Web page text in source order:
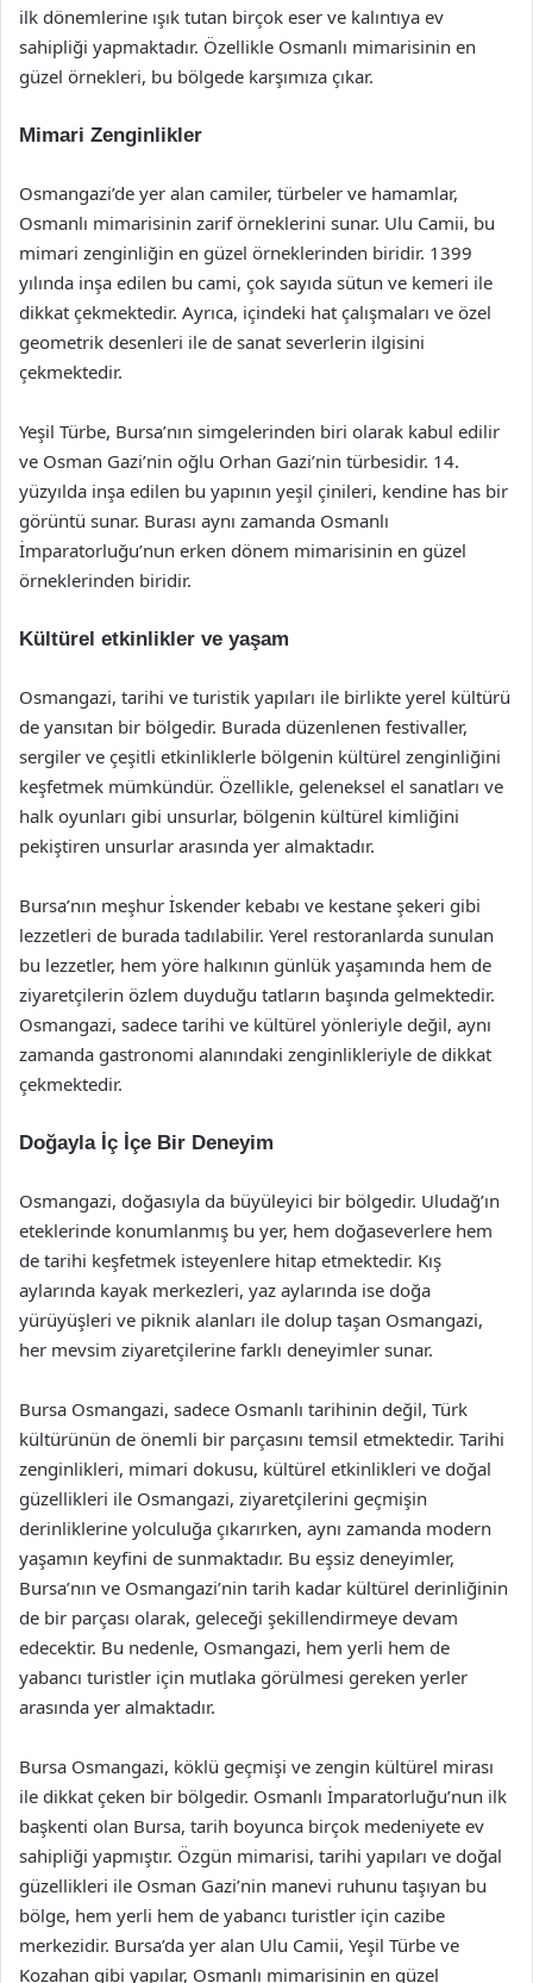
ilk dönemlerine ışık tutan birçok eser ve kalıntıya ev
sahipliği yapmaktadır. Özellikle Osmanlı mimarisinin en
güzel örnekleri, bu bölgede karşımıza çıkar.
Mimari Zenginlikler
Osmangazi’de yer alan camiler, türbeler ve hamamlar,
Osmanlı mimarisinin zarif örneklerini sunar. Ulu Camii, bu
mimari zenginliğin en güzel örneklerinden biridir. 1399
yılında inşa edilen bu cami, çok sayıda sütun ve kemeri ile
dikkat çekmektedir. Ayrıca, içindeki hat çalışmaları ve özel
geometrik desenleri ile de sanat severlerin ilgisini
çekmektedir.
Yeşil Türbe, Bursa’nın simgelerinden biri olarak kabul edilir
ve Osman Gazi’nin oğlu Orhan Gazi’nin türbesidir. 14.
yüzyılda inşa edilen bu yapının yeşil çinileri, kendine has bir
görüntü sunar. Burası aynı zamanda Osmanlı
İmparatorluğu’nun erken dönem mimarisinin en güzel
örneklerinden biridir.
Kültürel etkinlikler ve yaşam
Osmangazi, tarihi ve turistik yapıları ile birlikte yerel kültürü
de yansıtan bir bölgedir. Burada düzenlenen festivaller,
sergiler ve çeşitli etkinliklerle bölgenin kültürel zenginliğini
keşfetmek mümkündür. Özellikle, geleneksel el sanatları ve
halk oyunları gibi unsurlar, bölgenin kültürel kimliğini
pekiştiren unsurlar arasında yer almaktadır.
Bursa’nın meşhur İskender kebabı ve kestane şekeri gibi
lezzetleri de burada tadılabilir. Yerel restoranlarda sunulan
bu lezzetler, hem yöre halkının günlük yaşamında hem de
ziyaretçilerin özlem duyduğu tatların başında gelmektedir.
Osmangazi, sadece tarihi ve kültürel yönleriyle değil, aynı
zamanda gastronomi alanındaki zenginlikleriyle de dikkat
çekmektedir.
Doğayla İç İçe Bir Deneyim
Osmangazi, doğasıyla da büyüleyici bir bölgedir. Uludağ’ın
eteklerinde konumlanmış bu yer, hem doğaseverlere hem
de tarihi keşfetmek isteyenlere hitap etmektedir. Kış
aylarında kayak merkezleri, yaz aylarında ise doğa
yürüyüşleri ve piknik alanları ile dolup taşan Osmangazi,
her mevsim ziyaretçilerine farklı deneyimler sunar.
Bursa Osmangazi, sadece Osmanlı tarihinin değil, Türk
kültürünün de önemli bir parçasını temsil etmektedir. Tarihi
zenginlikleri, mimari dokusu, kültürel etkinlikleri ve doğal
güzellikleri ile Osmangazi, ziyaretçilerini geçmişin
derinliklerine yolculuğa çıkarırken, aynı zamanda modern
yaşamın keyfini de sunmaktadır. Bu eşsiz deneyimler,
Bursa’nın ve Osmangazi’nin tarih kadar kültürel derinliğinin
de bir parçası olarak, geleceği şekillendirmeye devam
edecektir. Bu nedenle, Osmangazi, hem yerli hem de
yabancı turistler için mutlaka görülmesi gereken yerler
arasında yer almaktadır.
Bursa Osmangazi, köklü geçmişi ve zengin kültürel mirası
ile dikkat çeken bir bölgedir. Osmanlı İmparatorluğu’nun ilk
başkenti olan Bursa, tarih boyunca birçok medeniyete ev
sahipliği yapmıştır. Özgün mimarisi, tarihi yapıları ve doğal
güzellikleri ile Osman Gazi’nin manevi ruhunu taşıyan bu
bölge, hem yerli hem de yabancı turistler için cazibe
merkezidir. Bursa’da yer alan Ulu Camii, Yeşil Türbe ve
Kozahan gibi yapılar, Osmanlı mimarisinin en güzel